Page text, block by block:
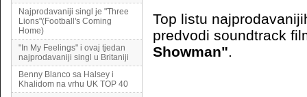
Najprodavaniji singl je "Three
Lions"(Football's Coming
Home)
"In My Feelings" i ovaj tjedan
najprodavaniji singl u Britaniji
Benny Blanco sa Halsey i
Khalidom na vrhu UK TOP 40
Top listu
predvodi soundtrack
Showman".